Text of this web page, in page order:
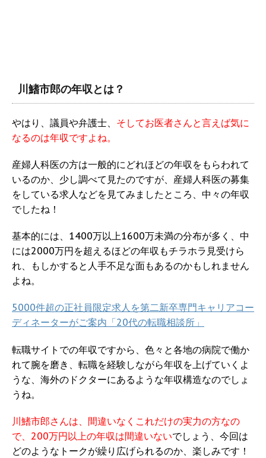
川鰭市郎の年収とは？
やはり、議員や弁護士、 そしてお医者さんと言えば気に
なるのは年収ですよね。
産婦人科医の方は一般的にどれほどの年収をもらわれて
いるのか、少し調べて見たのですが、産婦人科医の募集
をしている求人などを見てみましたところ、中々の年収
でしたね！
基本的には、1400万以上1600万未満の分布が多く、中
には2000万円を超えるほどの年収もチラホラ見受けら
れ、もしかすると人手不足な面もあるのかもしれません
よね。
5000件超の正社員限定求人を第二新卒専門キャリアコー
ディネーターがご案内「20代の転職相談所」
転職サイトでの年収ですから、色々と各地の病院で働か
れて腕を磨き、転職を経験しながら年収を上げていくよ
うな、海外のドクターにあるような年収構造なのでしょ
うね。
川鰭市郎さんは、間違いなくこれだけの実力の方なの
で、200万円以上の年収は間違いないでしょう、今回は
どのようなトークが繰り広げられるのか、楽しみです！